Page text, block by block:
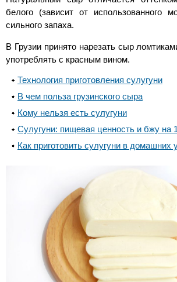
белого (зависит от использованного
сильного запаха.
В Грузии принято нарезать сыр
употреблять с красным вином.
Технология приготовления сулугуни
В чем польза грузинского сыра
Кому нельзя есть сулугуни
Сулугуни: пищевая ценность и бжу на
Как приготовить сулугуни в домашних